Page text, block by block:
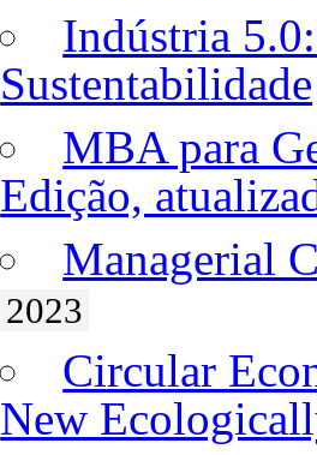
Indústria
Sustentabilidade
MBA para
Edição,
Managerial
2023
Circular
New